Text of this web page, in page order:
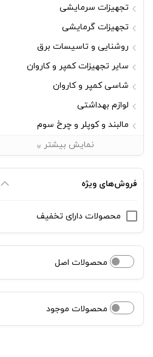
تجهیزات سرمایشی
تجهیزات گرمایشی
روشنایی و تاسیسات برق
سایر تجهیزات کمپر و کاروان
شاسی کمپر و کاروان
لوازم بهداشتی
مالبند و کوپلر و چرخ سوم
نمایش بیشتر
فروش‌های ویژه
محصولات دارای تخفیف
محصولات اصل
محصولات موجود